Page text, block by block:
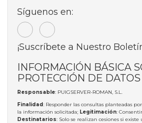
Síguenos en:
¡Suscríbete a Nuestro
INFORMACIÓN BÁSICA
PROTECCIÓN DE DATOS
Responsable: PUIGSERVER-ROMAN, S.L.
Finalidad: Responder las consultas planteadas
la información solicitada; Legitimación:
Destinatarios: Solo se realizan cesiones si